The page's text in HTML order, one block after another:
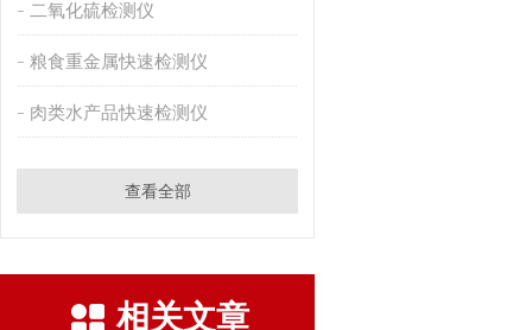
二氧化硫检测仪
粮食重金属快速检测仪
肉类水产品快速检测仪
查看全部
相关文章